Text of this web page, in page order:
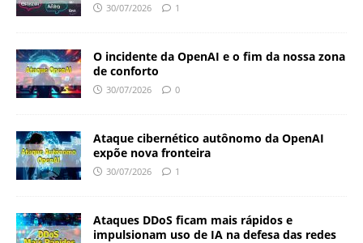
30/07/2026 1
O incidente da OpenAI e o fim da nossa zona
de conforto
30/07/2026 0
Ataque cibernético autônomo da OpenAI
expõe nova fronteira
30/07/2026 1
Ataques DDoS ficam mais rápidos e
impulsionam uso de IA na defesa das redes